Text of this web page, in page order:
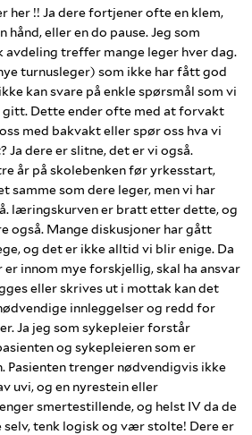
her !! Ja dere fortjener ofte en klem,
eller en do pause. Jeg som
avdeling treffer mange leger hver dag.
turnusleger) som ikke har fått god
kan svare på enkle spørsmål som vi
Dette ender ofte med at forvakt
med bakvakt eller spør oss hva vi
Ja dere er slitne, det er vi også.
år på skolebenken før yrkesstart,
samme som dere leger, men vi har
læringskurven er bratt etter dette, og
også. Mange diskusjoner har gått
og det er ikke alltid vi blir enige. Da
innom mye forskjellig, skal ha ansvar
eller skrives ut i mottak kan det
innleggelser og redd for
Ja jeg som sykepleier forstår
og sykepleieren som er
Pasienten trenger nødvendigvis ikke
uvi, og en nyrestein eller
smertestillende, og helst IV da de
selv, tenk logisk og vær stolte! Dere er